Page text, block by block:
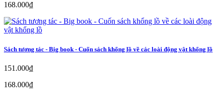
168.000₫
Sách tương tác - Big book - Cuốn sách khổng lồ về các loài động vật khổng lồ
151.000₫
168.000₫